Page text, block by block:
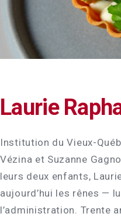
Laurie
Institution du Vieux-
Vézina et Suzanne
leurs deux enfants,
aujourd’hui les rênes —
l’administration. Trente